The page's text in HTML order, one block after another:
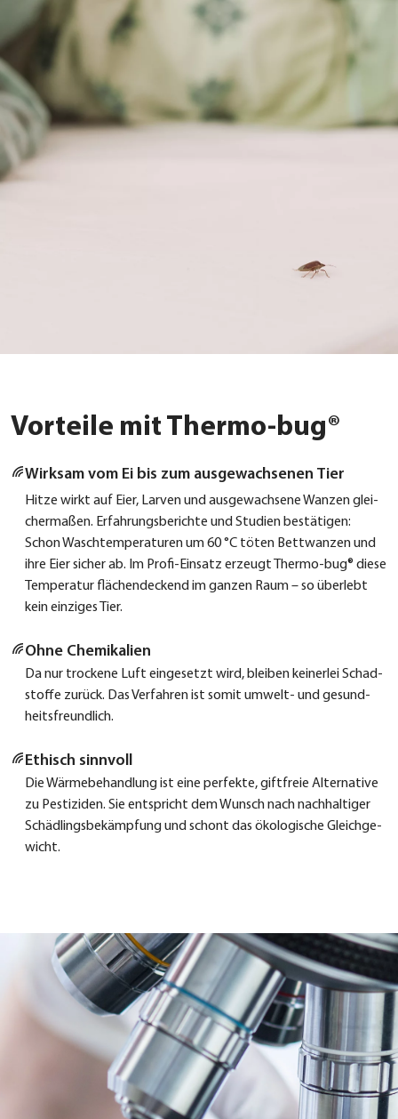
Vorteile mit Thermo-bug®
Wirk­sam vom Ei bis zum aus­ge­wach­se­nen Tier
Hit­ze wirkt auf Eier, Lar­ven und aus­ge­wach­se­ne Wan­zen glei­
cher­ma­ßen. Erfah­rungs­be­rich­te und Stu­di­en bestä­ti­gen:
Schon Wasch­tem­pe­ra­tu­ren um 60 °C töten Bett­wan­zen und
ihre Eier sicher ab. Im Pro­fi-Ein­satz erzeugt Ther­mo-bug® die­se
Tem­pe­ra­tur flä­chen­de­ckend im gan­zen Raum – so über­lebt
kein ein­zi­ges Tier.
Ohne Che­mi­ka­li­en
Da nur tro­cke­ne Luft ein­ge­setzt wird, blei­ben kei­ner­lei Schad­
stof­fe zurück. Das Ver­fah­ren ist somit umwelt- und gesund­
heits­freund­lich.
Ethisch sinn­voll
Die Wär­me­be­hand­lung ist eine per­fek­te, gift­freie Alter­na­ti­ve
zu Pes­ti­zi­den. Sie ent­spricht dem Wunsch nach nach­hal­ti­ger
Schäd­lings­be­kämp­fung und schont das öko­lo­gi­sche Gleich­ge­
wicht.